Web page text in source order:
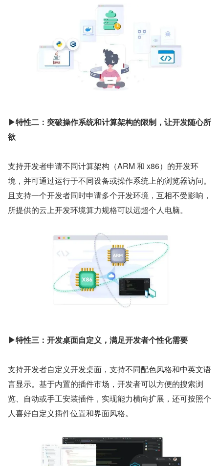
▶特性二：突破操作系统和计算架构的限制，让开发随心所
欲
支持开发者申请不同计算架构（ARM 和 x86）的开发环
境，并可通过运行于不同设备或操作系统上的浏览器访问。
且支持一个开发者同时申请多个开发环境，互相不受影响，
所提供的云上开发环境算力规格可以远超个人电脑。
▶特性三：开发桌面自定义，满足开发者个性化需要
支持开发者自定义开发桌面，支持不同配色风格和中英文语
言显示。基于内置的插件市场，开发者可以方便的搜索浏
览、自动或手工安装插件，实现能力横向扩展，还可按照个
人喜好自定义插件位置和界面风格。